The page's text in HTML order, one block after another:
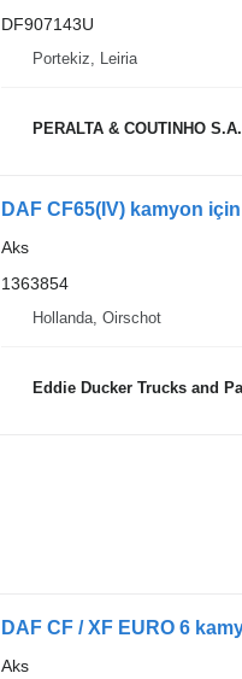
DF907143U
Portekiz, Leiria
PERALTA & COUTINHO S.A.
DAF CF65(IV) kamyon
Aks
1363854
Hollanda, Oirschot
Eddie Ducker Trucks and
Aks